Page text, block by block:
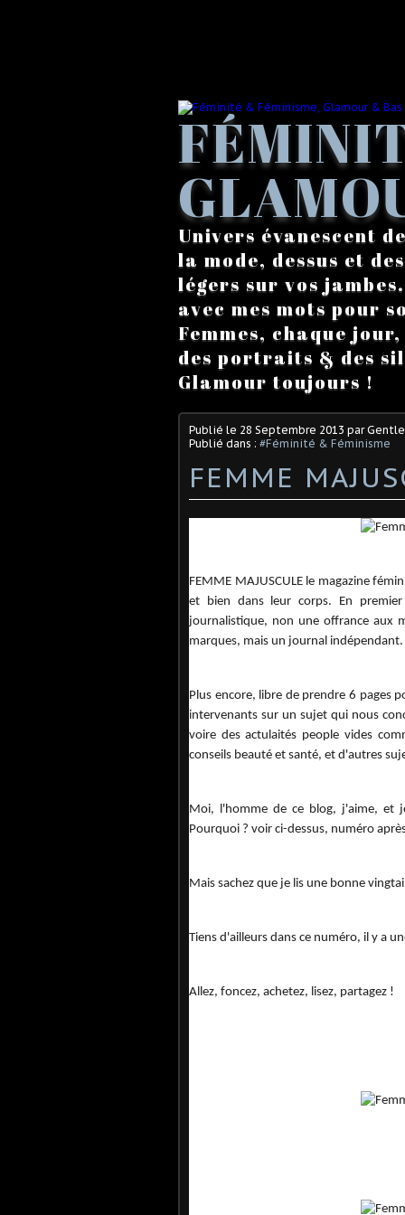
Univers évanescent
la mode, dessus et
légers sur vos
avec mes mots pour
Femmes, chaque
des portraits & des
Glamour toujours !
Publié le 28 Septembre 2013 par
Publié dans : #Féminité & Féminisme
FEMME
FEMME MAJUSCULE le magazine
et bien dans leur corps. En
journalistique, non une offrance aux
marques, mais un journal indépendant.
Plus encore, libre de prendre 6 pages
intervenants sur un sujet qui nous
voire des actulaités people vides
conseils beauté et santé, et d'autres
Moi, l'homme de ce blog, j'aime, et
Pourquoi ? voir ci-dessus, numéro
Mais sachez que je lis une bonne
Tiens d'ailleurs dans ce numéro, il y a
Allez, foncez, achetez, lisez, partagez !